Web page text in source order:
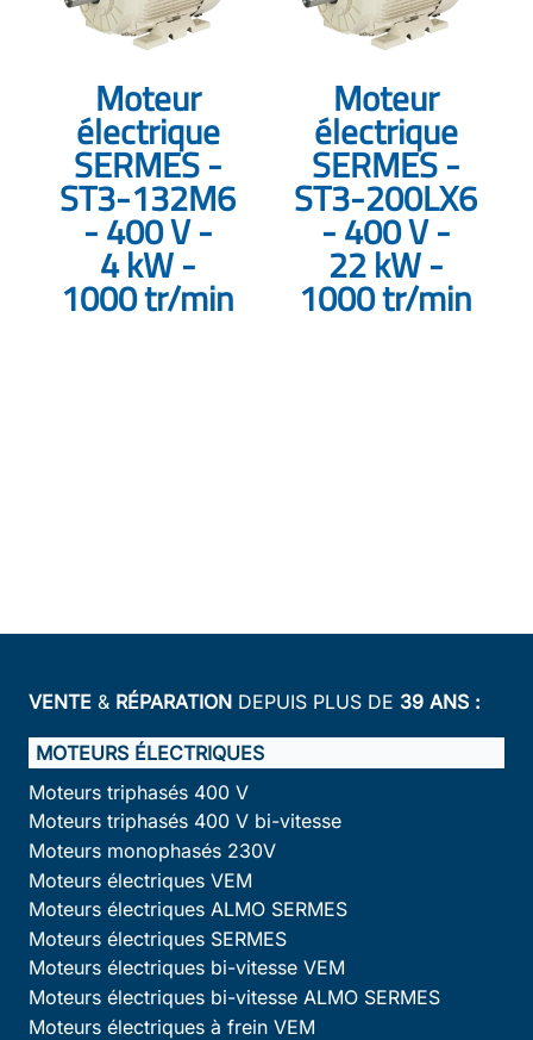
Moteur
électrique
SERMES -
ST3-132M6
- 400 V -
4 kW -
1000 tr/min
Moteur
électrique
SERMES -
ST3-200LX6
- 400 V -
22 kW -
1000 tr/min
VENTE & RÉPARATION DEPUIS PLUS DE 39 ANS :
MOTEURS ÉLECTRIQUES
Moteurs triphasés 400 V
Moteurs triphasés 400 V bi-vitesse
Moteurs monophasés 230V
Moteurs électriques VEM
Moteurs électriques ALMO SERMES
Moteurs électriques SERMES
Moteurs électriques bi-vitesse VEM
Moteurs électriques bi-vitesse ALMO SERMES
Moteurs électriques à frein VEM